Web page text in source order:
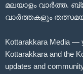
മലയാളം വാർത്ത.
വാർത്തകളും
Kottarakkara Media —
Kottarakkara and the
updates and